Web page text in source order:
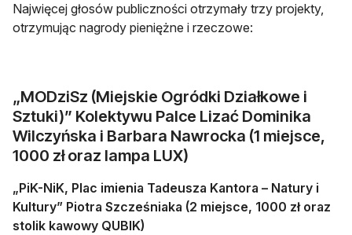
Najwięcej głosów publiczności otrzymały trzy projekty,
otrzymując nagrody pieniężne i rzeczowe:
„MODziSz (Miejskie Ogródki Działkowe i
Sztuki)” Kolektywu Palce Lizać Dominika
Wilczyńska i Barbara Nawrocka (1 miejsce,
1000 zł oraz lampa LUX)
„PiK-NiK, Plac imienia Tadeusza Kantora – Natury i
Kultury” Piotra Szcześniaka (2 miejsce, 1000 zł oraz
stolik kawowy QUBIK)